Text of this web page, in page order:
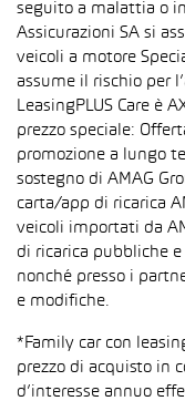
seguito a malattia o
Assicurazioni SA si
veicoli a motore
assume il rischio per
LeasingPLUS Care è
prezzo speciale:
promozione a lungo
sostegno di AMAG
carta/app di ricarica
veicoli importati da
di ricarica pubbliche
nonché presso i
e modifiche.
*Family car con
prezzo di acquisto in
d’interesse annuo